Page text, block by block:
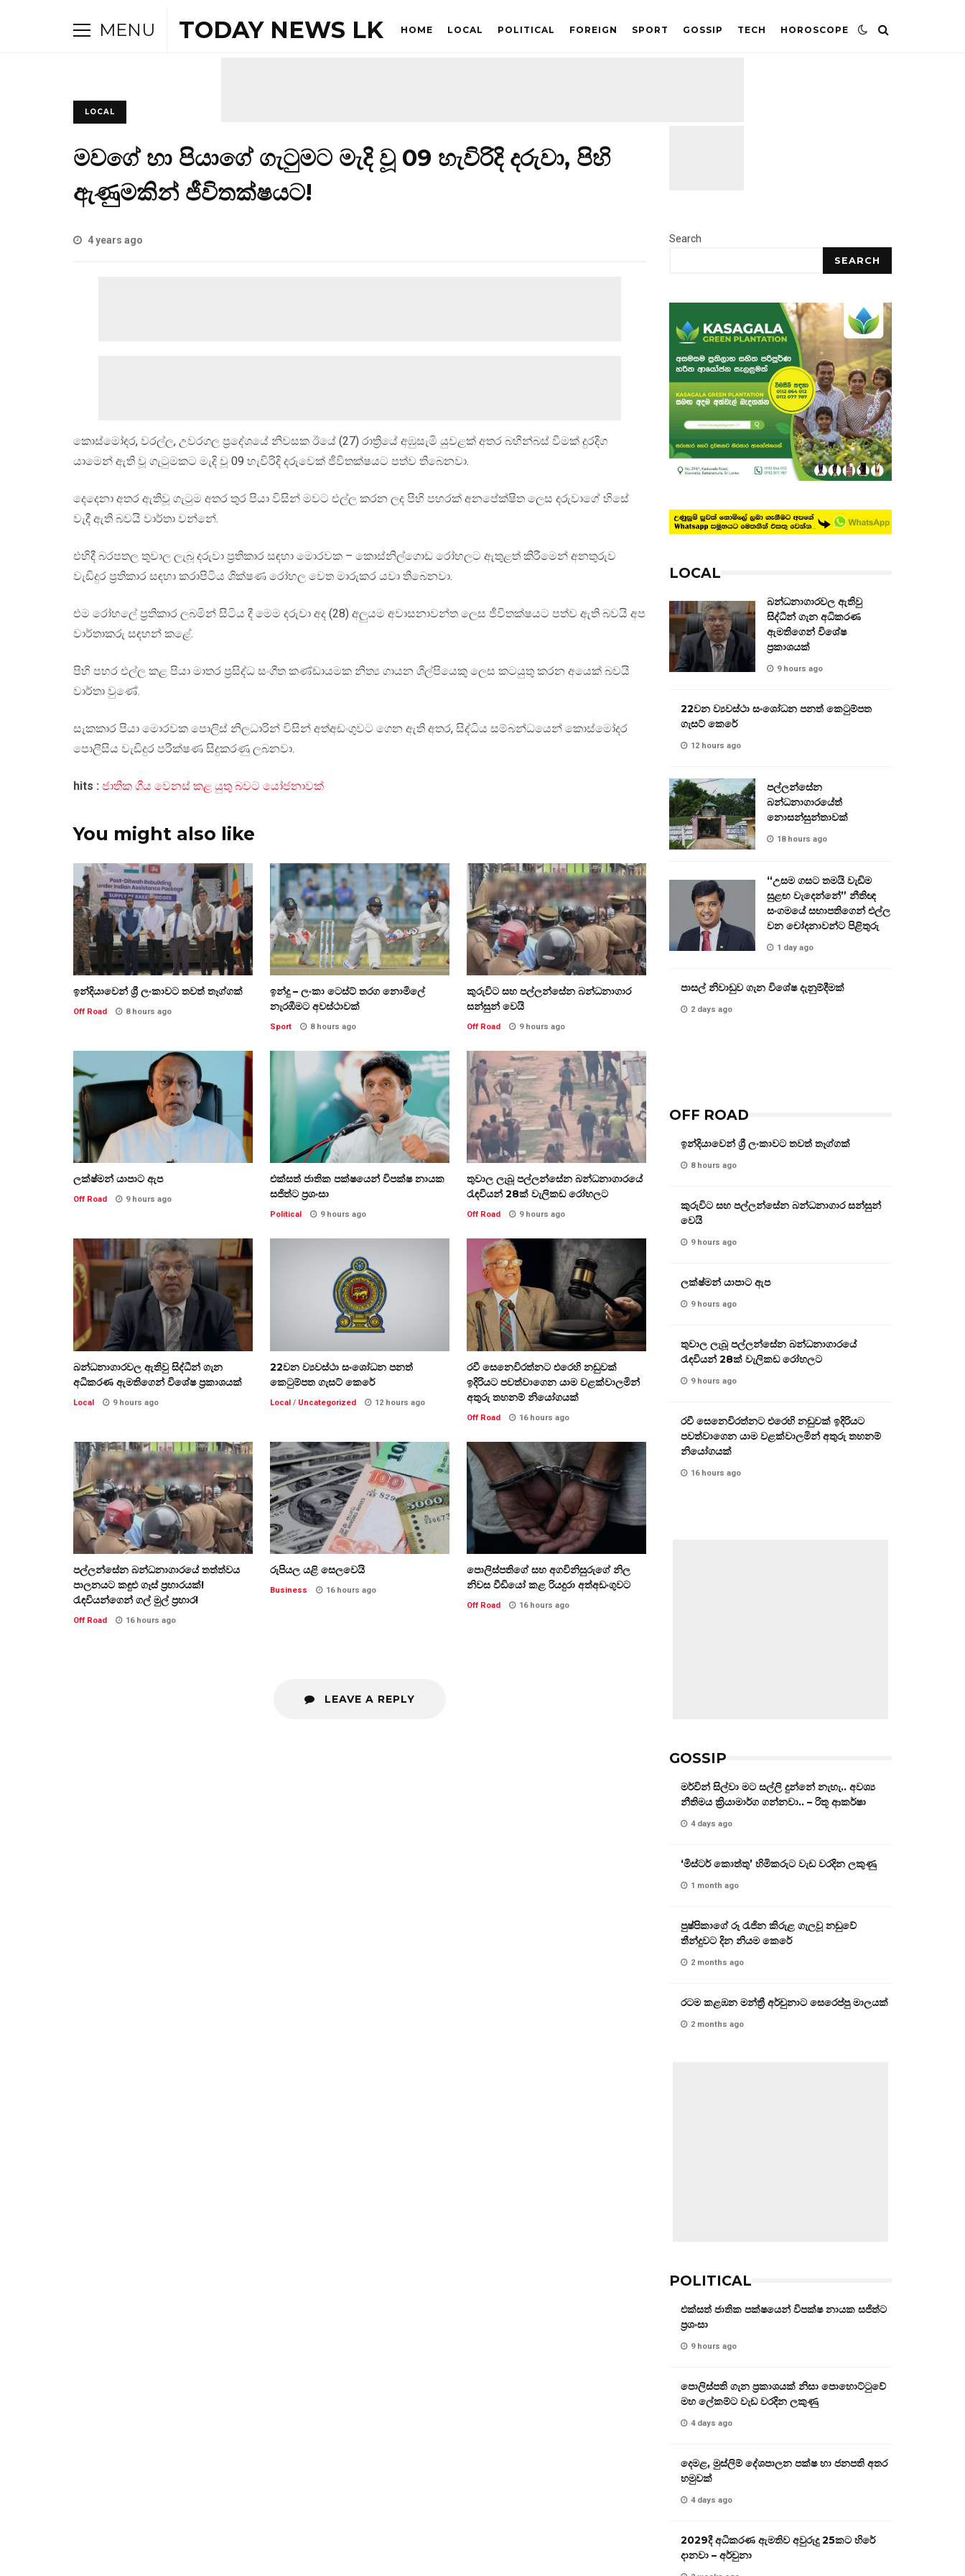
MENU TODAY NEWS LK HOME LOCAL POLITICAL FOREIGN SPORT GOSSIP TECH HOROSCOPE
LOCAL
මවගේ හා පියාගේ ගැටුමට මැදි වූ 09 හැවිරිදි දරුවා, පිහි
ඇණුමකින් ජීවිතක්ෂයට!
4 years ago
කොස්මෝදර, වරල්ල, උවරගල ප්‍රදේශයේ නිවසක ඊයේ (27) රාත්‍රියේ අඹුසැමි යුවළක් අතර බහින්බස් වීමක් දුරදිග
යාමෙන් ඇති වූ ගැටුමකට මැදි වූ 09 හැවිරිදි දරුවෙක් ජීවිතක්ෂයට පත්ව තිබෙනවා.
දෙදෙනා අතර ඇතිවූ ගැටුම අතර තුර පියා විසින් මවට එල්ල කරන ලද පිහි පහරක් අනපේක්ෂිත ලෙස දරුවාගේ හිසේ
වැදී ඇති බවයි වාර්තා වන්නේ.
එහිදී බරපතල තුවාල ලැබූ දරුවා ප්‍රතිකාර සඳහා මොරවක – කොස්නිල්ගොඩ රෝහලට ඇතුළත් කිරීමෙන් අනතුරුව
වැඩිදුර ප්‍රතිකාර සඳහා කරාපිටිය ශික්ෂණ රෝහල වෙත මාරුකර යවා තිබෙනවා.
එම රෝහලේ ප්‍රතිකාර ලබමින් සිටිය දී මෙම දරුවා අද (28) අලුයම අවාසනාවන්ත ලෙස ජීවිතක්ෂයට පත්ව ඇති බවයි අප
වාර්තාකරු සඳහන් කළේ.
පිහි පහර එල්ල කළ පියා මාතර ප්‍රසිද්ධ සංගීත කණ්ඩායමක නිත්‍ය ගායන ශිල්පියෙකු ලෙස කටයුතු කරන අයෙක් බවයි
වාර්තා වුණේ.
සැකකාර පියා මොරවක පොලිස් නිලධාරින් විසින් අත්අඩංගුවට ගෙන ඇති අතර, සිද්ධිය සම්බන්ධයෙන් කොස්මෝදර
පොලීසිය වැඩිදුර පරීක්ෂණ සිදුකරණු ලබනවා.
hits : ජාතික ගීය වෙනස් කළ යුතු බවට යෝජනාවක්
You might also like
ඉන්දියාවෙන් ශ්‍රී ලංකාවට තවත් තෑග්ගක්
Off Road 8 hours ago
ඉන්දු – ලංකා ටෙස්ට් තරග නොමිලේ
නැරඹීමට අවස්ථාවක්
Sport 8 hours ago
කුරුවිට සහ පල්ලන්සේන බන්ධනාගාර
සන්සුන් වෙයි
Off Road 9 hours ago
ලක්ෂ්මන් යාපාට ඇප
Off Road 9 hours ago
එක්සත් ජාතික පක්ෂයෙන් විපක්ෂ නායක
සජිත්ට ප්‍රශංසා
Political 9 hours ago
තුවාල ලැබූ පල්ලන්සේන බන්ධනාගාරයේ
රැඳවියන් 28ක් වැලිකඩ රෝහලට
Off Road 9 hours ago
බන්ධනාගාරවල ඇතිවු සිද්ධීන් ගැන
අධිකරණ ඇමතිගෙන් විශේෂ ප්‍රකාශයක්
Local 9 hours ago
22වන ව්‍යවස්ථා සංශෝධන පනත්
කෙටුම්පත ගැසට් කෙරේ
Local/ Uncategorized 12 hours ago
රවී සෙනෙවිරත්නට එරෙහි නඩුවක්
ඉදිරියට පවත්වාගෙන යාම වළක්වාලමින්
අතුරු තහනම් නියෝගයක්
Off Road 16 hours ago
පල්ලන්සේන බන්ධනාගාරයේ තත්ත්වය
පාලනයට කඳුළු ගෑස් ප්‍රහාරයක්!
රැඳවියන්ගෙන් ගල් මුල් ප්‍රහාර!
Off Road 16 hours ago
රුපියල යළි සෙලවෙයි
Business 16 hours ago
පොලිස්පතිගේ සහ අගවිනිසුරුගේ නිල
නිවස වීඩියෝ කළ රියදුරා අත්අඩංගුවට
Off Road 16 hours ago
LEAVE A REPLY
Search
SEARCH
LOCAL
බන්ධනාගාරවල ඇතිවු
සිද්ධීන් ගැන අධිකරණ
ඇමතිගෙන් විශේෂ
ප්‍රකාශයක්
9 hours ago
22වන ව්‍යවස්ථා සංශෝධන පනත් කෙටුම්පත
ගැසට් කෙරේ
12 hours ago
පල්ලන්සේන
බන්ධනාගාරයේත්
නොසන්සුන්තාවක්
18 hours ago
“උසම ගසට තමයි වැඩිම
සුළඟ වැදෙන්නේ” නීතිඥ
සංගමයේ සභාපතිගෙන් එල්ල
වන චෝදනාවන්ට පිළිතුරු
1 day ago
පාසල් නිවාඩුව ගැන විශේෂ දැනුම්දීමක්
2 days ago
OFF ROAD
ඉන්දියාවෙන් ශ්‍රී ලංකාවට තවත් තෑග්ගක්
8 hours ago
කුරුවිට සහ පල්ලන්සේන බන්ධනාගාර සන්සුන්
වෙයි
9 hours ago
ලක්ෂ්මන් යාපාට ඇප
9 hours ago
තුවාල ලැබූ පල්ලන්සේන බන්ධනාගාරයේ
රැඳවියන් 28ක් වැලිකඩ රෝහලට
9 hours ago
රවී සෙනෙවිරත්නට එරෙහි නඩුවක් ඉදිරියට
පවත්වාගෙන යාම වළක්වාලමින් අතුරු තහනම්
නියෝගයක්
16 hours ago
GOSSIP
මර්වින් සිල්වා මට සල්ලි දුන්නේ නැහැ.. අවශ්‍ය
නීතිමය ක්‍රියාමාර්ග ගන්නවා.. – රිතූ ආකර්ෂා
4 days ago
‘මිස්ටර් කොත්තු’ හිමිකරුට වැඩ වරදින ලකුණු
1 month ago
පුෂ්පිකාගේ රූ රැජින කිරුළ ගැලවූ නඩුවේ
තීන්දුවට දින නියම කෙරේ
2 months ago
රටම කළඹන මන්ත්‍රී අර්චුනාට සෙරෙප්පු මාලයක්
2 months ago
POLITICAL
එක්සත් ජාතික පක්ෂයෙන් විපක්ෂ නායක සජිත්ට
ප්‍රශංසා
9 hours ago
පොලිස්පති ගැන ප්‍රකාශයක් නිසා පොහොට්ටුවේ
මහ ලේකම්ට වැඩ වරදින ලකුණු
4 days ago
දෙමළ, මුස්ලිම් දේශපාලන පක්ෂ හා ජනපති අතර
හමුවක්
4 days ago
2029දී අධිකරණ ඇමතිව අවුරුදු 25කට හිරේ
දානවා – අර්චුනා